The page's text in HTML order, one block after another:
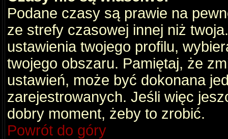
Podane czasy są prawie na
ze strefy czasowej innej niż
ustawienia twojego profilu,
twojego obszaru. Pamiętaj, że
ustawień, może być dokonana
zarejestrowanych. Jeśli więc
dobry moment, żeby to zrobić.
Powrót do góry